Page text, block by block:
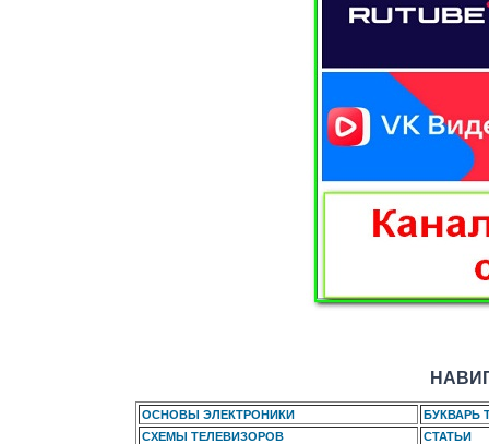
ОСНОВЫ ЭЛЕКТРОНИКИ
БУКВАРЬ
СХЕМЫ ТЕЛЕВИЗОРОВ
СТАТЬИ